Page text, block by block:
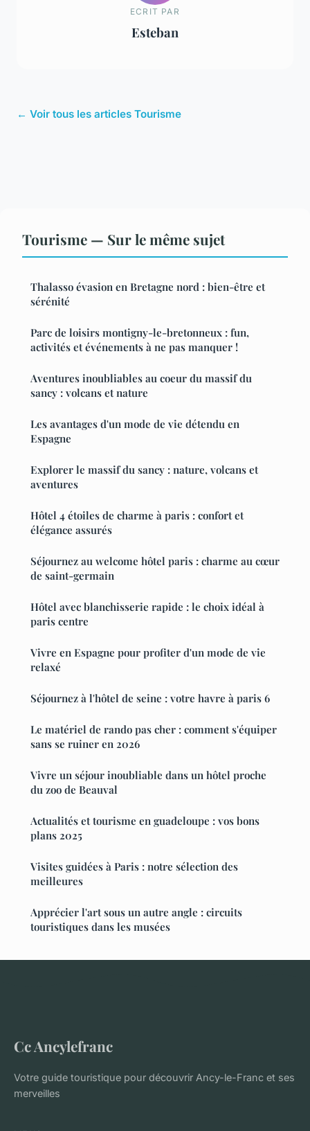
ECRIT PAR
Esteban
← Voir tous les articles Tourisme
Tourisme — Sur le même sujet
Thalasso évasion en Bretagne nord : bien-être et
sérénité
Parc de loisirs montigny-le-bretonneux : fun,
activités et événements à ne pas manquer !
Aventures inoubliables au coeur du massif du
sancy : volcans et nature
Les avantages d'un mode de vie détendu en
Espagne
Explorer le massif du sancy : nature, volcans et
aventures
Hôtel 4 étoiles de charme à paris : confort et
élégance assurés
Séjournez au welcome hôtel paris : charme au cœur
de saint-germain
Hôtel avec blanchisserie rapide : le choix idéal à
paris centre
Vivre en Espagne pour profiter d'un mode de vie
relaxé
Séjournez à l'hôtel de seine : votre havre à paris 6
Le matériel de rando pas cher : comment s'équiper
sans se ruiner en 2026
Vivre un séjour inoubliable dans un hôtel proche
du zoo de Beauval
Actualités et tourisme en guadeloupe : vos bons
plans 2025
Visites guidées à Paris : notre sélection des
meilleures
Apprécier l'art sous un autre angle : circuits
touristiques dans les musées
Cc Ancylefranc
Votre guide touristique pour découvrir Ancy-le-Franc et ses
merveilles